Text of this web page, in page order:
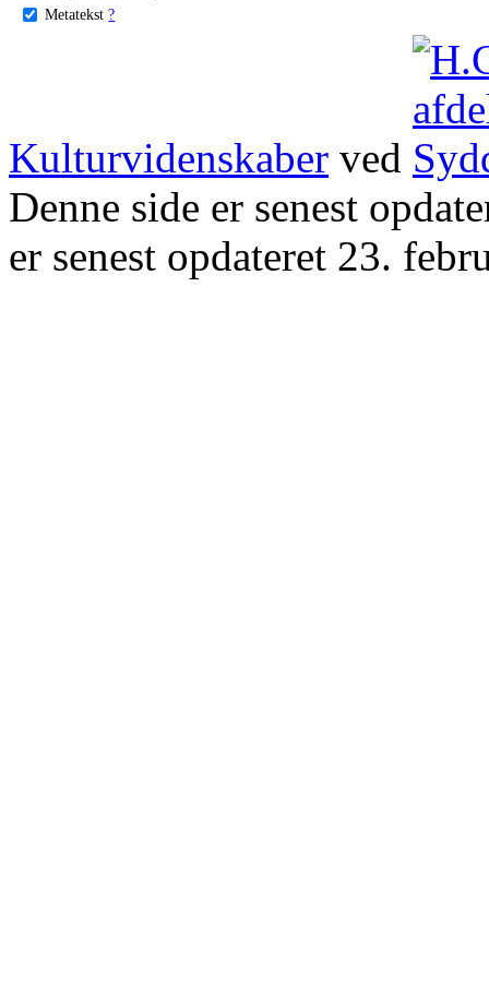
Metatekst ?
Kulturvidenskaber ved
Denne side er senest
er senest opdateret 23.